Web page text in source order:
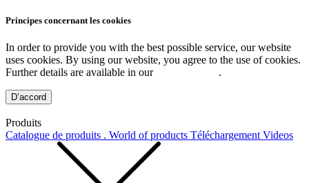
Principes concernant les cookies
In order to provide you with the best possible service, our website
uses cookies. By using our website, you agree to the use of cookies.
Further details are available in our
.
D’accord
Produits
Catalogue de produits . World of products Téléchargement Videos